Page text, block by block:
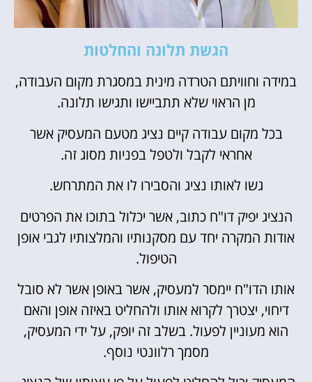
הגשת תלונה והחלטות
במידה וחוויתם הטרדה מינית במסגרת מקום העבודה,
מן הראוי שלא תתביישו ותגישו תלונה.
בכל מקום עבודה קיים נציג מטעם המעסיק אשר
אחראי לקבל ולטפל בפניות מסוג זה.
גשו לאותו נציג והסבירו לו את המתרחש.
הנציג יפיק דו"ח כתוב, אשר יכלול בתוכו את הפרטים
אודות המקרה יחד עם מסקנותיו והמלצותיו לגבי אופן
הטיפול.
אותו הדו"ח יימסר למעסיק, אשר באופן אשר לא סובל
דיחוי, יצטרך לקרוא אותו ולהחליט באיזה אופן והאם
הוא מעוניין לפעול. בשלב זה יופק, על ידי המעסיק,
מסמך רלוונטי נוסף.